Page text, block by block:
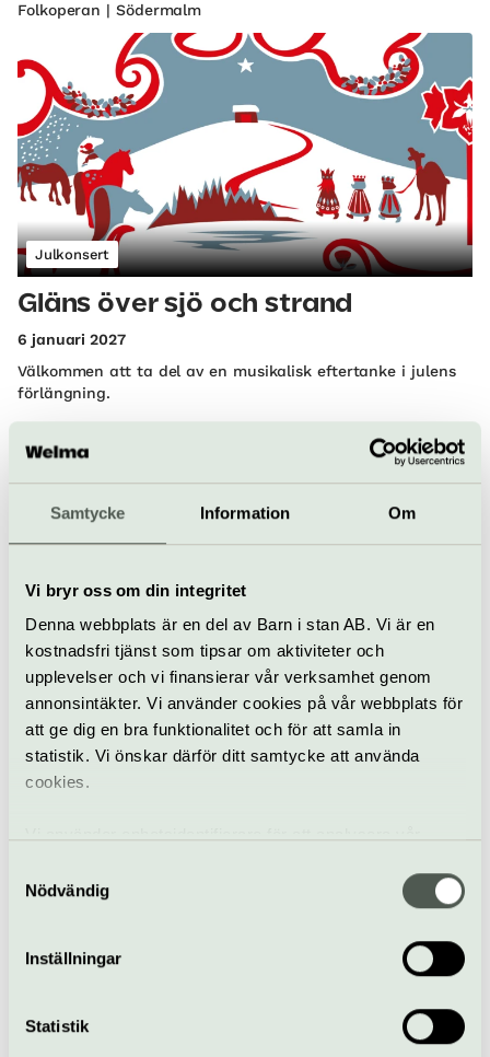
Samtycke Information Om
Vi bryr oss om din integritet
Denna webbplats är en del av Barn i stan AB. Vi är en
kostnadsfri tjänst som tipsar om aktiviteter och
upplevelser och vi finansierar vår verksamhet genom
annonsintäkter. Vi använder cookies på vår webbplats för
att ge dig en bra funktionalitet och för att samla in
statistik. Vi önskar därför ditt samtycke att använda
cookies.
samt tillhandahålla funktioner för sociala medier. Vi
vidarebefordrar även sådana identifierare och annan
information från din enhet till de sociala medier och
annons- och analysföretag som vi samarbetar med.
information som du har tillhandahållit eller som de har
Nödvändig
Inställningar
Statistik
Folkoperan | Södermalm
Julkonsert
Gläns över sjö och strand
6 januari 2027
Välkommen att ta del av en musikalisk eftertanke i julens
förlängning.
Julkonsert
The Soul of Christmas
2 december
Årets The Soul of Christmas blir ett kärt återseende av en